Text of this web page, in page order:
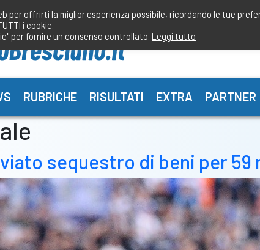
RUBRICHE RISULTATI EXTRA PARTNER
sequestro di beni per 59
per offrirti la miglior esperienza possibile, ricordando le tue
i cookie.
per fornire un consenso controllato. Leggi tutto